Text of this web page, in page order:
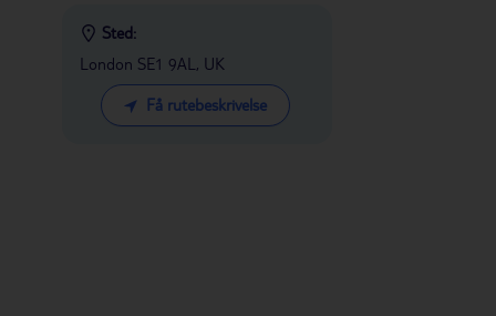
Sted:
London SE1 9AL, UK
Få rutebeskrivelse